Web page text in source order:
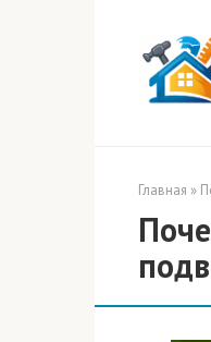
Главная »